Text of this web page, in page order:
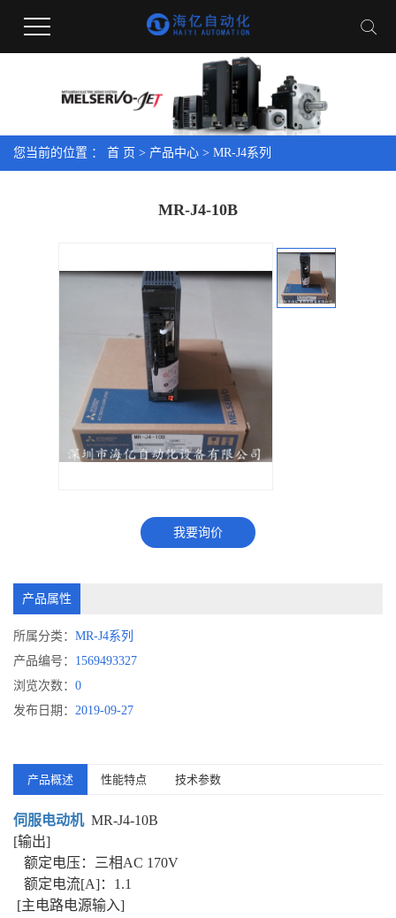
您当前的位置 ： 首 页 > 产品中心 > MR-J4系列
MR-J4-10B
我要询价
产品属性
所属分类： MR-J4系列
产品编号： 1569493327
浏览次数： 0
发布日期： 2019-09-27
产品概述 性能特点 技术参数
伺服电动机MR-J4-10B
[输出]
额定电压：三相AC 170V
额定电流[A]：1.1
[主电路电源输入]